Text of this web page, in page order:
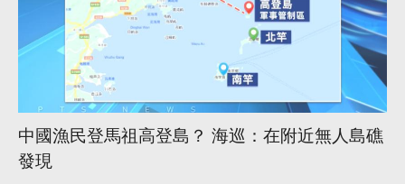
中國漁民登馬祖高登島？ 海巡：在附近無人島礁
發現